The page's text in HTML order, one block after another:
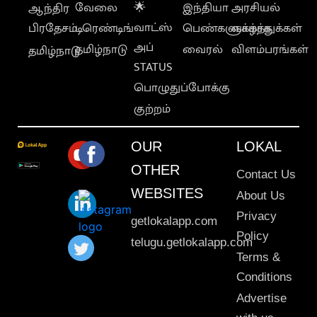
ஆந்திர
பிரதேசம்
தமிழ்நாடு
வேலை
டிரெண்டிங்
தமிழ்நாடு
🌟
வாட்ஸ்
அப்
STATUS
பொழுதுப்போக்கு
குற்றம்
இந்தியா
பெண்களுக்காக
வைரல்
அரசியல்
வாழ்த்துக்கள்
விளம்பரங்கள்
OUR
OTHER
WEBSITES
getlokalapp.com
telugu.getlokalapp.com
LOKAL
Contact Us
About Us
Privacy
Policy
Terms &
Conditions
Advertise